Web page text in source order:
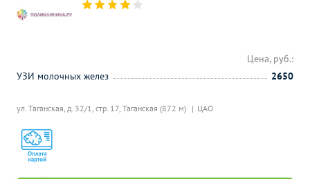
ул. Таганская, д. 32/1, стр. 17, Таганская (872 м) ЦАО
Цена, руб.:
УЗИ молочных желез
2650